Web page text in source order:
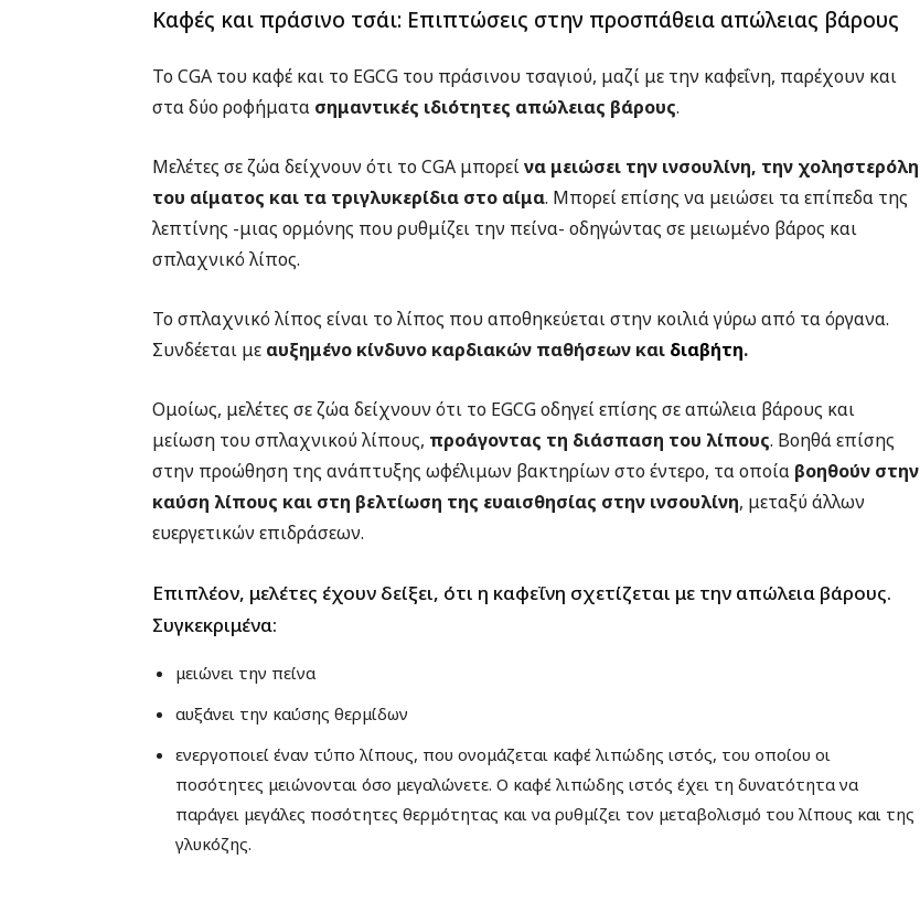
Καφές και πράσινο τσάι: Επιπτώσεις στην προσπάθεια απώλειας βάρους
Το CGA του καφέ και το EGCG του πράσινου τσαγιού, μαζί με την καφεΐνη, παρέχουν και
στα δύο ροφήματα σημαντικές ιδιότητες απώλειας βάρους.
Μελέτες σε ζώα δείχνουν ότι το CGA μπορείνα μειώσει την ινσουλίνη, την χοληστερόλη
του αίματος και τα τριγλυκερίδια στο αίμα. Μπορεί επίσης να μειώσει τα επίπεδα της
λεπτίνης -μιας ορμόνης που ρυθμίζει την πείνα- οδηγώντας σε μειωμένο βάρος και
σπλαχνικό λίπος.
Το σπλαχνικό λίπος είναι το λίπος που αποθηκεύεται στην κοιλιά γύρω από τα όργανα.
Συνδέεται με αυξημένο κίνδυνο καρδιακών παθήσεων και διαβήτη.
Ομοίως, μελέτες σε ζώα δείχνουν ότι το EGCG οδηγεί επίσης σε απώλεια βάρους και
μείωση του σπλαχνικού λίπους, προάγοντας τη διάσπαση του λίπους. Βοηθά επίσης
στην προώθηση της ανάπτυξης ωφέλιμων βακτηρίων στο έντερο, τα οποία βοηθούν στην
καύση λίπους και στη βελτίωση της ευαισθησίας στην ινσουλίνη, μεταξύ άλλων
ευεργετικών επιδράσεων.
Επιπλέον, μελέτες έχουν δείξει, ότι η καφεΐνη σχετίζεται με την απώλεια βάρους.
Συγκεκριμένα:
μειώνει την πείνα
αυξάνει την καύσης θερμίδων
ενεργοποιεί έναν τύπο λίπους, που ονομάζεται καφέ λιπώδης ιστός, του οποίου οι
ποσότητες μειώνονται όσο μεγαλώνετε. Ο καφέ λιπώδης ιστός έχει τη δυνατότητα να
παράγει μεγάλες ποσότητες θερμότητας και να ρυθμίζει τον μεταβολισμό του λίπους και της
γλυκόζης.